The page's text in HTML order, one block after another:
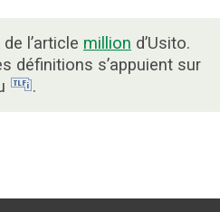
l’article million d’Usito.
définitions s’appuient sur
.